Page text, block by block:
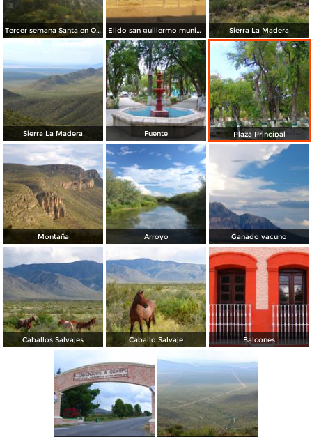
Tercer semana Santa en Ocampo Ejido san guillermo municipio de Ocampo Sierra La Madera
Sierra La Madera Fuente Plaza Principal
Montaña Arroyo Ganado vacuno
Caballos Salvajes Caballo Salvaje Balcones